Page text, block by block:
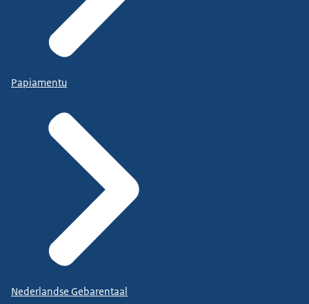
Papiamentu
Nederlandse Gebarentaal